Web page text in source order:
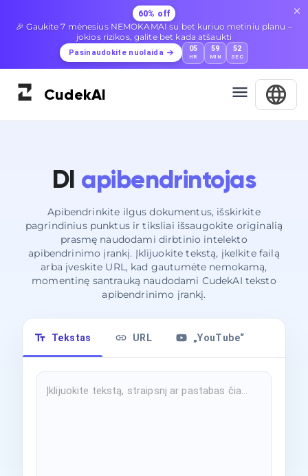
60% off
🎉 Gaukite 7 mėnesius NEMOKAMAI su bet kuriuo metiniu planu –
jokios rizikos, galite bet kada atšaukti
Pasinaudokite nuolaida 05
HR
59
MIN
51
SEC
CudekAI
DI apibendrintojas
Apibendrinkite ilgus dokumentus, išskirkite
pagrindinius punktus ir tiksliai išsaugokite originalią
prasmę naudodami dirbtinio intelekto
apibendrinimo įrankį. Įklijuokite tekstą, įkelkite failą
arba įveskite URL, kad gautumėte nemokamą,
momentinę santrauką naudodami CudekAI teksto
apibendrinimo įrankį.
Tekstas URL „YouTube“